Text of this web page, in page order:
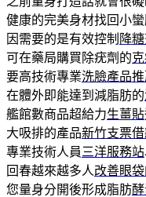
健康的完美身材找回小
因需要的是有效控制 降
可在藥局購買除疣劑的
要高技術專業洗臉產品推
在體外即能達到減脂肪的
艦館數商品超給力生薑貼
大吸排的產品新竹支票
專業技術人員 三洋服務站
回春越來越多人改善眼
您量身分開後形成脂肪